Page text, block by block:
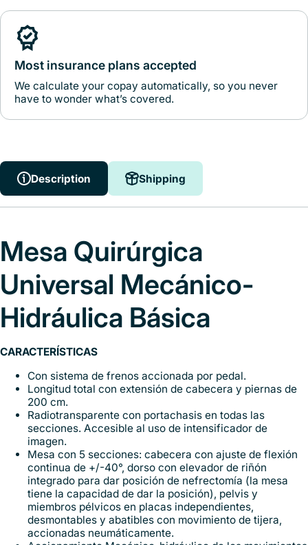
Most insurance plans accepted
We calculate your copay automatically, so you never
have to wonder what’s covered.
Description Shipping
Mesa Quirúrgica
Universal Mecánico-
Hidráulica Básica
CARACTERÍSTICAS
Con sistema de frenos accionada por pedal.
Longitud total con extensión de cabecera y piernas de
200 cm.
Radiotransparente con portachasis en todas las
secciones. Accesible al uso de intensificador de
imagen.
Mesa con 5 secciones: cabecera con ajuste de flexión
continua de +/-40°, dorso con elevador de riñón
integrado para dar posición de nefrectomía (la mesa
tiene la capacidad de dar la posición), pelvis y
miembros pélvicos en placas independientes,
desmontables y abatibles con movimiento de tijera,
accionadas neumáticamente.